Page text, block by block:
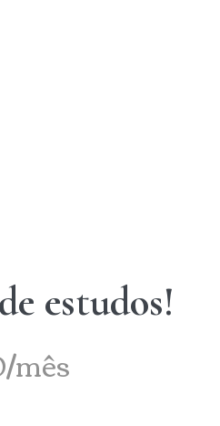
estudos!
mês